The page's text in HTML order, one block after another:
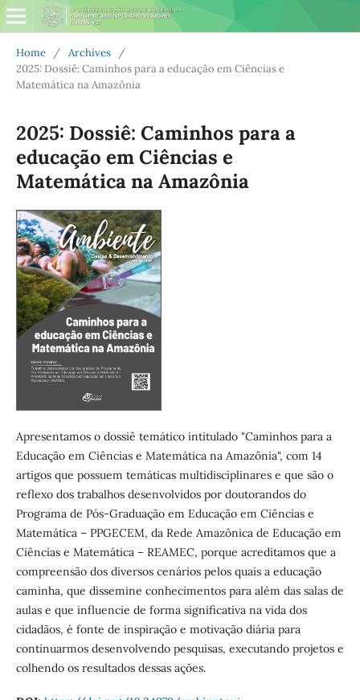
Home / Archives
/
2025: Dossiê: Caminhos para a educação em Ciências e
Matemática na Amazônia
2025: Dossiê: Caminhos para a
educação em Ciências e
Matemática na Amazônia
Apresentamos o dossiê temático intitulado "Caminhos para a
Educação em Ciências e Matemática na Amazônia", com 14
artigos que possuem temáticas multidisciplinares e que são o
reflexo dos trabalhos desenvolvidos por doutorandos do
Programa de Pós-Graduação em Educação em Ciências e
Matemática – PPGECEM, da Rede Amazônica de Educação em
Ciências e Matemática – REAMEC, porque acreditamos que a
compreensão dos diversos cenários pelos quais a educação
caminha, que dissemine conhecimentos para além das salas de
aulas e que influencie de forma significativa na vida dos
cidadãos, é fonte de inspiração e motivação diária para
continuarmos desenvolvendo pesquisas, executando projetos e
colhendo os resultados dessas ações.